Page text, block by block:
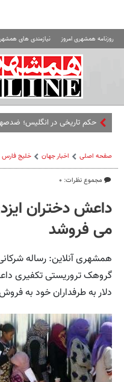
روزنامه همشهری امروز نیازمندی های
حکم تاریخی در انگلیس؛
صفحه اصلی اخبار جهان خلیج‌ فارس
مجموع نظرات: ۰
داعش دختران
می فروشد
همشهری آنلاین: رساله
گروهک تروریستی تکفیری
دلار به طرفداران خود به